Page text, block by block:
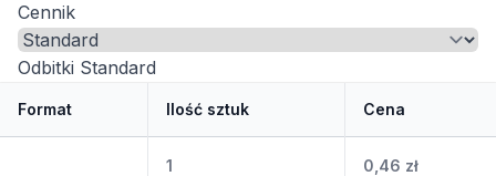
Cennik
Wybierz linię
Odbitki Standard
Format Ilość sztuk Cena
1 0,46 zł